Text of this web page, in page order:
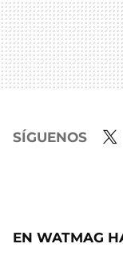
SÍGUENOS
EN WATMAG